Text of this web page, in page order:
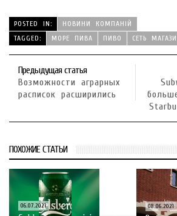
POSTED IN:
НОВИНИ КОМПАНІЙ
TAGGED:
МОРЕ ПИВА ПИВО СЕТЬ
Предыдущая статья
Возможности аграрных
расписок расширились
ПОХОЖИЕ СТАТЬИ
06.07.2021 08.06.2021